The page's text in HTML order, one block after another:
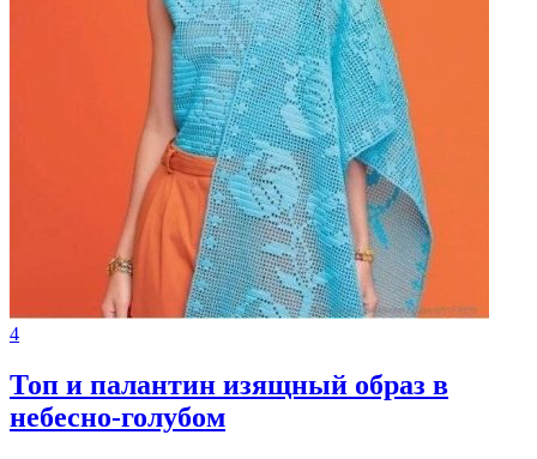
4
Топ и палантин изящный образ в
небесно-голубом